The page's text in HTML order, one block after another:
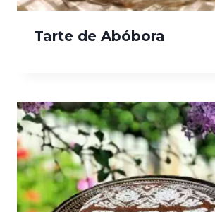
Tarte de Abóbora